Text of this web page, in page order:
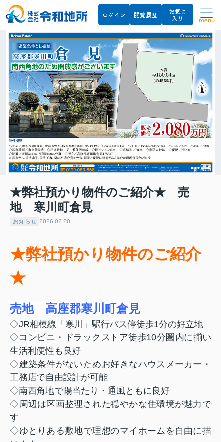
ログイン 閲覧履歴
お気に
入り
menu
★弊社預かり物件のご紹介★ 売
地 寒川町倉見
お知らせ 2026.02.20
★弊社預かり物件のご紹介
★
売地 高座郡寒川町倉見
◇JR相模線「寒川」駅行バス停徒歩1分の好立地
◇コンビニ・ドラックストア徒歩10分圏内に揃い
生活利便性も良好
◇建築条件がないためお好きなハウスメーカー・
工務店で自由設計が可能
◇南西角地で陽当たり・通風ともに良好
◇周辺は区画整理された穏やかな住環境が魅力で
す
◇ゆとりある敷地で理想のマイホームを自由に描